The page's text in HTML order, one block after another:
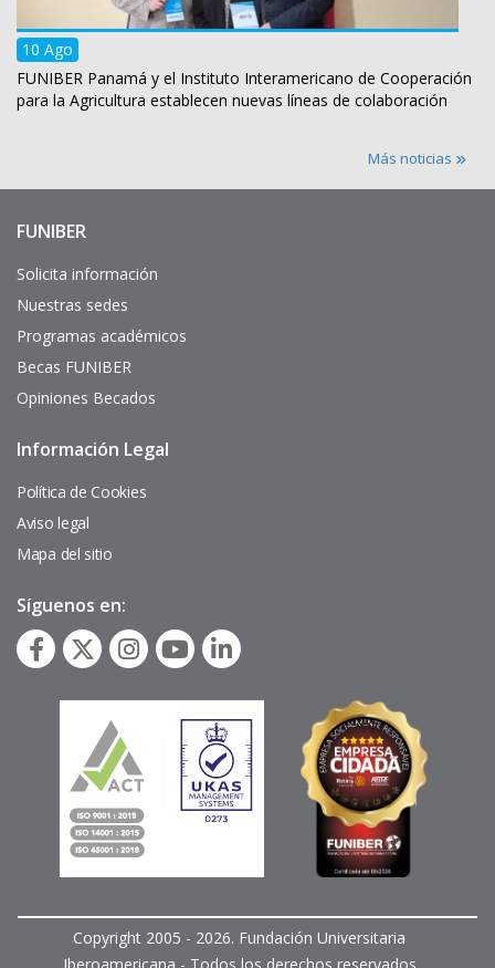
10 Ago
FUNIBER Panamá y el Instituto Interamericano de Cooperación
para la Agricultura establecen nuevas líneas de colaboración
Más noticias
Enlaces
interés
FUNIBER
Solicita información
Nuestras sedes
Programas académicos
Becas FUNIBER
Opiniones Becados
Pie
página
Información Legal
Política de Cookies
Aviso legal
Mapa del sitio
Síguenos en:
Copyright 2005 - 2026. Fundación Universitaria